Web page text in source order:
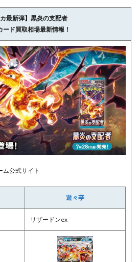
カ最新弾】黒炎の支配者
ード買取相場最新情報！
ム公式サイト
遊々亭
リザードンex